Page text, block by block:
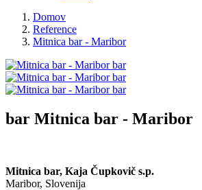
Domov
Reference
Mitnica bar - Maribor
bar Mitnica bar - Maribor
Mitnica bar, Kaja Čupkovič s.p.
Maribor, Slovenija